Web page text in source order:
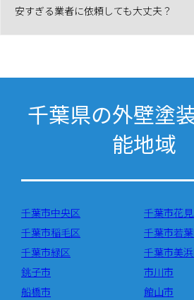
安すぎる業者に依頼しても大丈夫？
千葉県の外壁塗
能地域
千葉市中央区
千葉市花
千葉市稲毛区
千葉市若
千葉市緑区
千葉市美
銚子市
市川市
船橋市
館山市